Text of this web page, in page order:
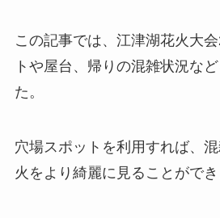
この記事では、江津湖花火大
トや屋台、帰りの混雑状況な
た。
穴場スポットを利用すれば、
火をより綺麗に見ることができ